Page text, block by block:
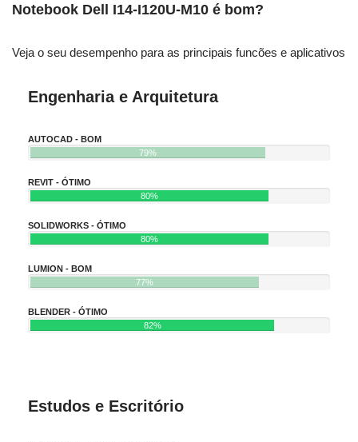
Notebook Dell I14-I120U-M10 é bom?
Veja o seu desempenho para as principais funcões e aplicativos
Engenharia e Arquitetura
AUTOCAD - BOM
79%
REVIT - ÓTIMO
80%
SOLIDWORKS - ÓTIMO
80%
LUMION - BOM
77%
BLENDER - ÓTIMO
82%
Estudos e Escritório